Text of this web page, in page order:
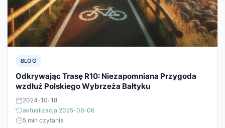
BLOG
Odkrywając Trasę R10: Niezapomniana Przygoda
wzdłuż Polskiego Wybrzeża Bałtyku
2024-10-18
aktualizacja 2025-06-06
5 min czytania